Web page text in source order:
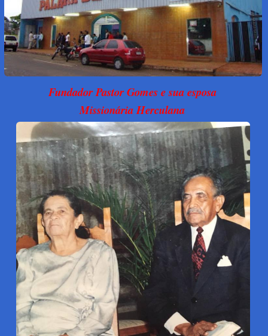
Fundador Pastor Gomes e sua esposa
Missionária Herculana